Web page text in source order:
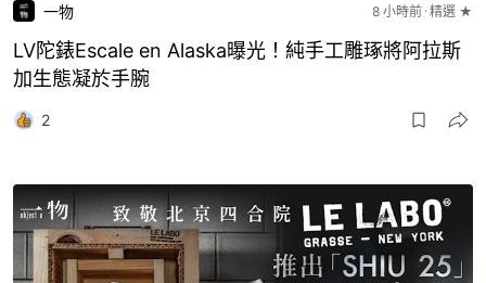
一物 8 小時前 精選 ★
LV陀錶Escale en Alaska曝光！純手工雕琢將阿拉斯
加生態凝於手腕
2